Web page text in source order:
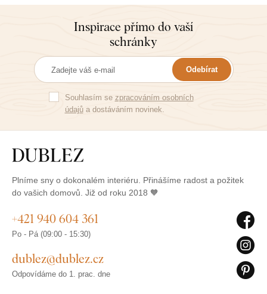
Inspirace přímo do vaší
schránky
Odebírat
Souhlasím se zpracováním osobních
údajůa dostáváním novinek.
Plníme sny o dokonalém interiéru. Přinášíme radost a požitek
do vašich domovů. Již od roku 2018 🧡
+421 940 604 361
Po - Pá (09:00 - 15:30)
dublez@dublez.cz
Odpovídáme do 1. prac. dne